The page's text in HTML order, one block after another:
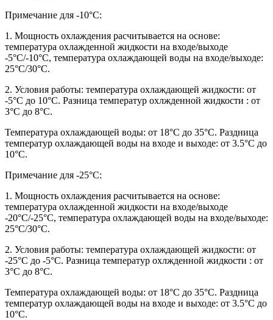
Примечание для -10°С:
1. Мощность охлаждения расчитывается на основе:
температура охлажденной жидкости на входе/выходе
-5°С/-10°С, температура охлаждающей воды на входе/выходе:
25°С/30°С.
2. Условия работы: температура охлаждающей жидкости: от
-5°С до 10°С. Разница температур охлжденной жидкости : от
3°С до 8°С.
Температура охлаждающей воды: от 18°С до 35°С. Раздница
температур охлаждающей воды на входе и выходе: от 3.5°С до
10°С.
Примечание для -25°С:
1. Мощность охлаждения расчитывается на основе:
температура охлажденной жидкости на входе/выходе
-20°С/-25°С, температура охлаждающей воды на входе/выходе:
25°С/30°С.
2. Условия работы: температура охлаждающей жидкости: от
-25°С до -5°С. Разница температур охлжденной жидкости : от
3°С до 8°С.
Температура охлаждающей воды: от 18°С до 35°С. Раздница
температур охлаждающей воды на входе и выходе: от 3.5°С до
10°С.